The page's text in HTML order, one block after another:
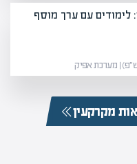
לימודים עם ערך מוסף
מקרקעין